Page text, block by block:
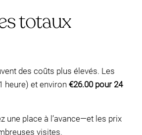
totaux
des coûts plus élevés. Les
heure) et environ €26.00 pour 24
une place à l’avance—et les prix
visites.